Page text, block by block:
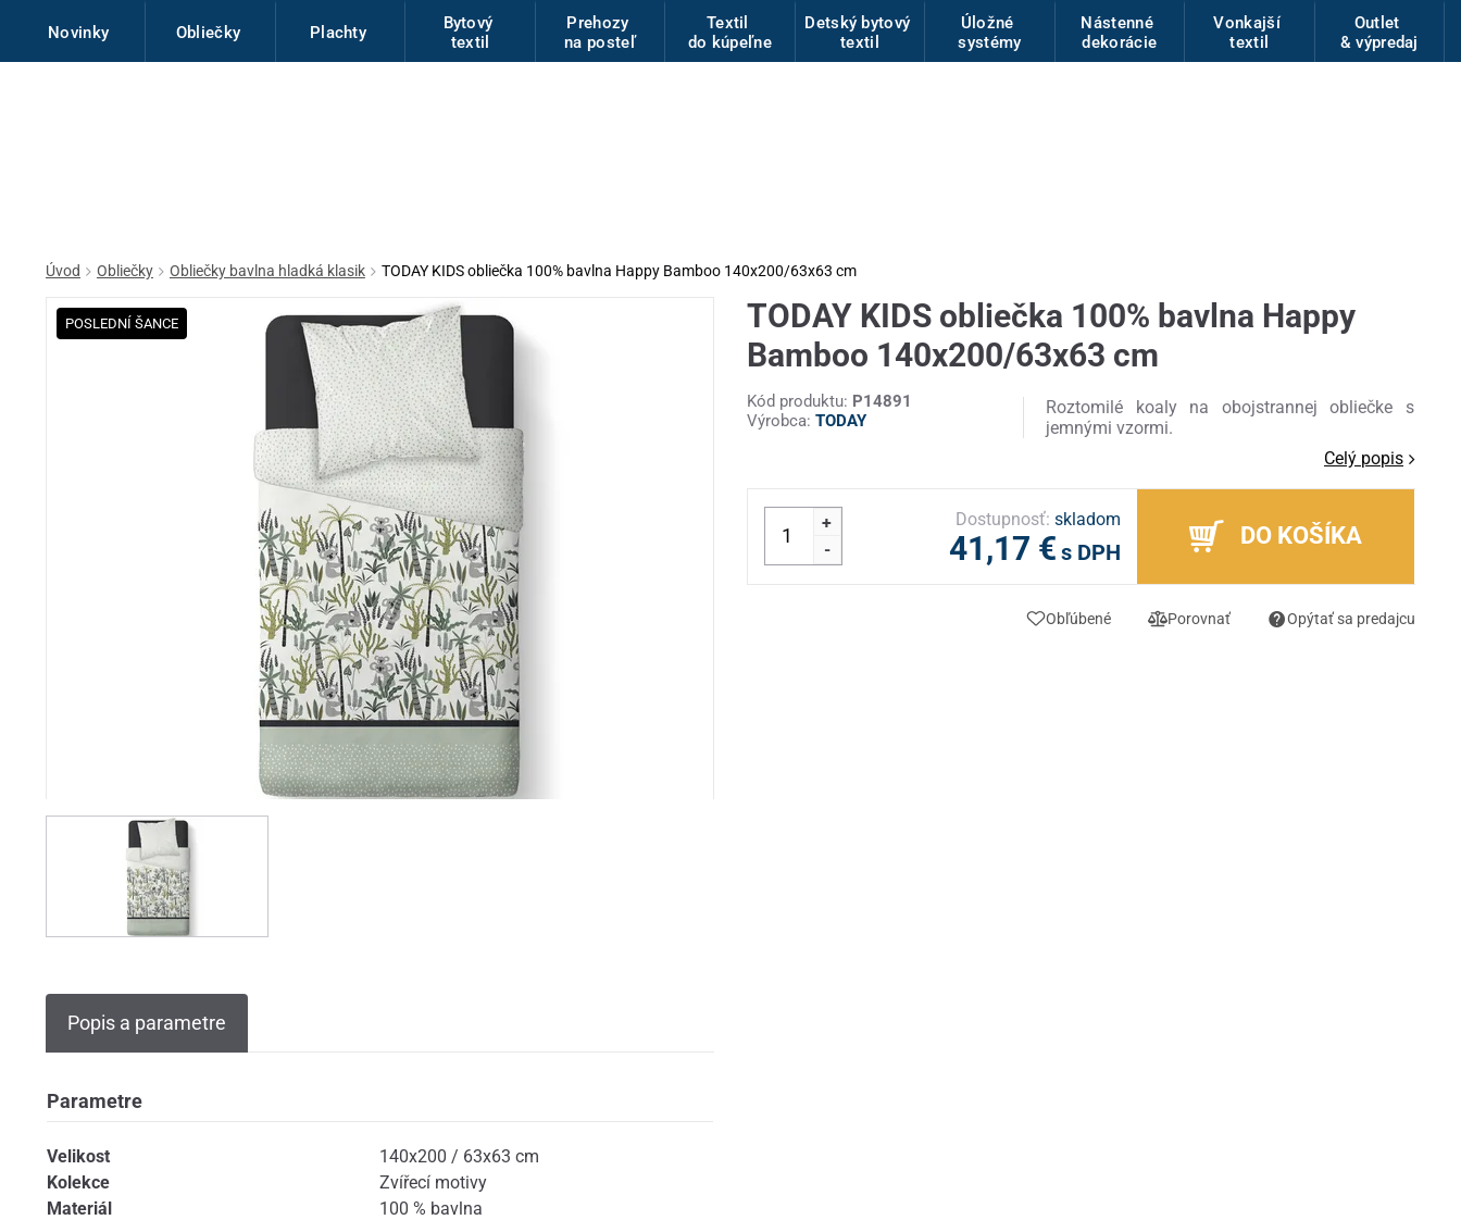
Novinky Obliečky Plachty
Bytový
textil
Prehozy
na posteľ
Textil
do kúpeľne
Detský bytový
textil
Úložné
systémy
Nástenné
dekorácie
Vonkajší
textil
Outlet
& výpredaj
Úvod Obliečky Obliečky bavlna hladká klasik TODAY KIDS obliečka 100% bavlna Happy Bamboo 140x200/63x63 cm
POSLEDNÍ ŠANCE
Popis a parametre
Parametre
Velikost
140x200 / 63x63 cm
Kolekce
Zvířecí motivy
Materiál
100 % bavlna
TODAY KIDS obliečka 100% bavlna Happy
Bamboo 140x200/63x63 cm
Kód produktu: P14891
Výrobca: TODAY
Roztomilé koaly na obojstrannej obliečke s
jemnými vzormi.
Celý popis
+
-
Dostupnosť: skladom
41,17 € s DPH
DO KOŠÍKA
Obľúbené Porovnať Opýtať sa predajcu